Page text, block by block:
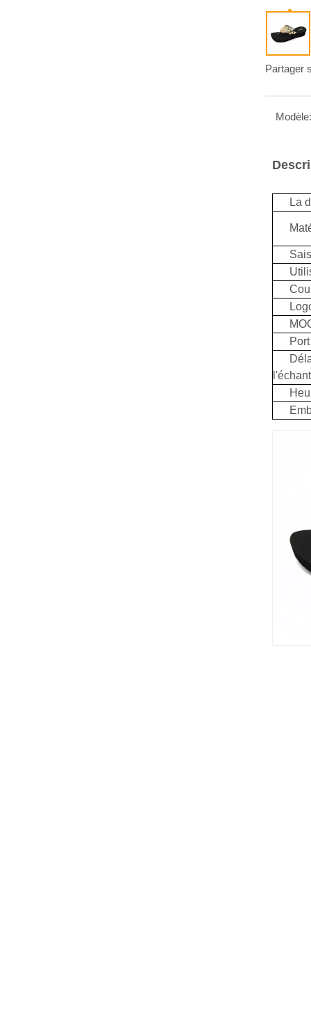
Partager
Modèle:
La